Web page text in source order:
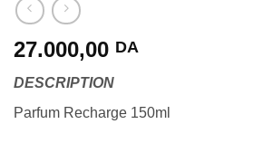
27.000,00 DA
DESCRIPTION
Parfum Recharge 150ml